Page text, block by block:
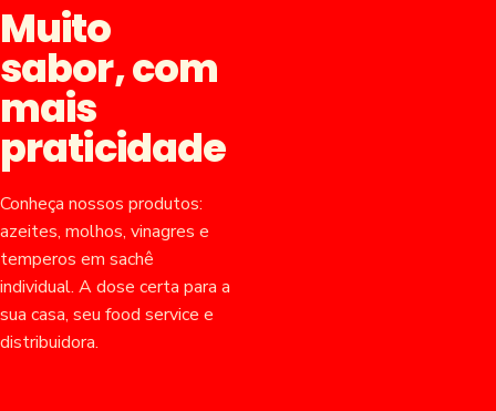
Muito
sabor, com
mais
praticidade
Conheça nossos produtos:
azeites, molhos, vinagres e
temperos em sachê
individual. A dose certa para a
sua casa, seu food service e
distribuidora.